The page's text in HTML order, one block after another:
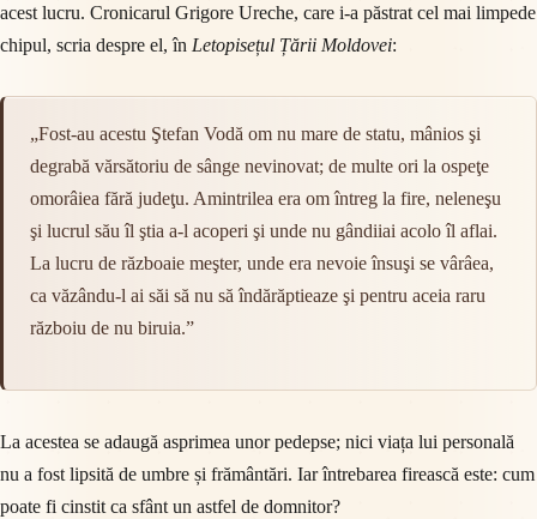
acest lucru. Cronicarul Grigore Ureche, care i-a păstrat cel mai limpede
chipul, scria despre el, în Letopisețul Țării Moldovei:
„Fost-au acestu Ştefan Vodă om nu mare de statu, mânios şi
degrabă vărsătoriu de sânge nevinovat; de multe ori la ospeţe
omorâiea fără judeţu. Amintrilea era om întreg la fire, neleneşu
şi lucrul său îl ştia a-l acoperi şi unde nu gândiiai acolo îl aflai.
La lucru de războaie meşter, unde era nevoie însuşi se vârâea,
ca văzându-l ai săi să nu să îndărăptieaze şi pentru aceia raru
războiu de nu biruia.”
La acestea se adaugă asprimea unor pedepse; nici viața lui personală
nu a fost lipsită de umbre și frământări. Iar întrebarea firească este: cum
poate fi cinstit ca sfânt un astfel de domnitor?